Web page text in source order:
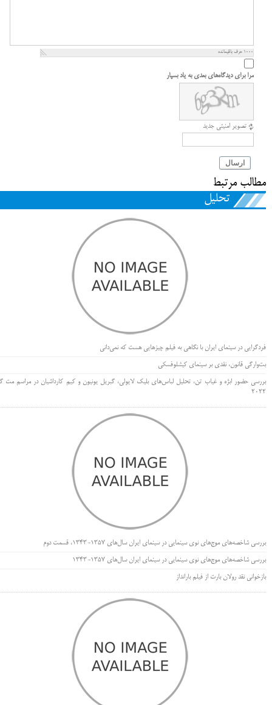
1000 حرف باقیمانده
مرا برای دیدگاه‌های بعدی به یاد بسپار
تصویر امنیتی جدید
ارسال
مطالب مرتبط
تحلیل
فردگرایی در سینمای ایران با نگاهی به فیلم چیزهایی هست که نمی‌دانی
بت‌وارگی قانون، نقدی بر سینمای کیشلوفسکی
بررسی حضور ابژه و غیاب تن، تحلیل لباس‌های بلیک لایولی، گبریل یونیون و کیم کارداشیان در مراسم مت
۲۰۲۲
بررسی شاخصه‌های موج‌های نوی سینمایی در سینمای ایران سال‌های 1357-1343، قسمت دوم
بررسی شاخصه‌های موج‌های نوی سینمایی در سینمای ایران سال‌های 1357-1343
بازخوانی نقد رولان بارت از فیلم بارانداز